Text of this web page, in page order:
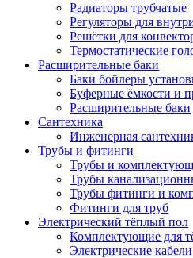
Радиаторы трубчатые
Регуляторы для
Решётки для
Термостатические
Расширительные баки
Баки бойлеры
Буферные ёмкости и
Расширительные баки
Сантехника
Инженерная
Трубы и фитинги
Трубы и
Трубы
Трубы фитинги и
Фитинги для труб
Электрический тёплый пол
Комплектующие для
Электрические